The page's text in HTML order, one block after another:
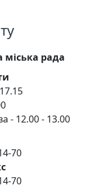
міська рада
- 12.00 - 13.00
70
70